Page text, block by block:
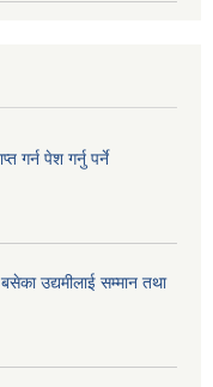
गर्न पेश गर्नु पर्ने
उद्यमीलाई सम्मान तथा